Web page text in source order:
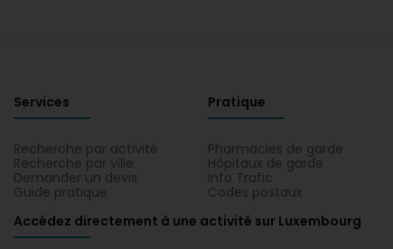
Services
Recherche par activité
Recherche par ville
Demander un devis
Guide pratique
Pratique
Pharmacies de garde
Hôpitaux de garde
Info Trafic
Codes postaux
Accédez directement à une activité sur Luxembourg